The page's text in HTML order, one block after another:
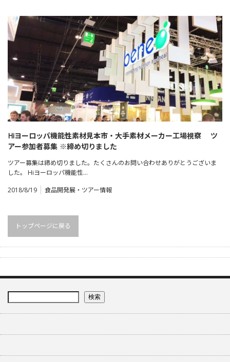
Hiヨーロッパ機能性素材見本市・大手素材メーカー工場視察 ツ
アー参加者募集 ※締め切りました
ツアー募集は締め切りました。たくさんのお問い合わせありがとうございま
した。 Hiヨーロッパ機能性…
2018/8/19
食品開発展・ツアー情報
トップページに戻る
検索